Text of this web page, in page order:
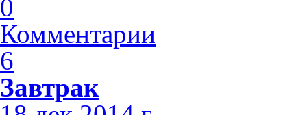
0
Комментарии
6
Завтрак